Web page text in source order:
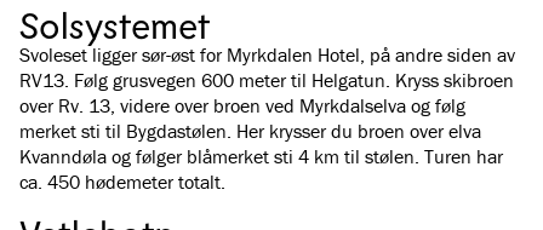
Solsystemet
Svoleset ligger sør-øst for Myrkdalen Hotel, på andre siden av
RV13. Følg grusvegen 600 meter til Helgatun. Kryss skibroen
over Rv. 13, videre over broen ved Myrkdalselva og følg
merket sti til Bygdastølen. Her krysser du broen over elva
Kvanndøla og følger blåmerket sti 4 km til stølen. Turen har
ca. 450 hødemeter totalt.